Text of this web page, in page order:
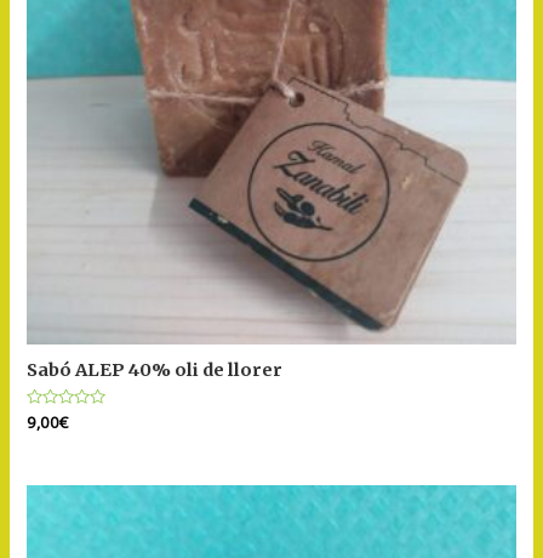
Sabó ALEP 40% oli de llorer
Puntuat
amb
9,00€